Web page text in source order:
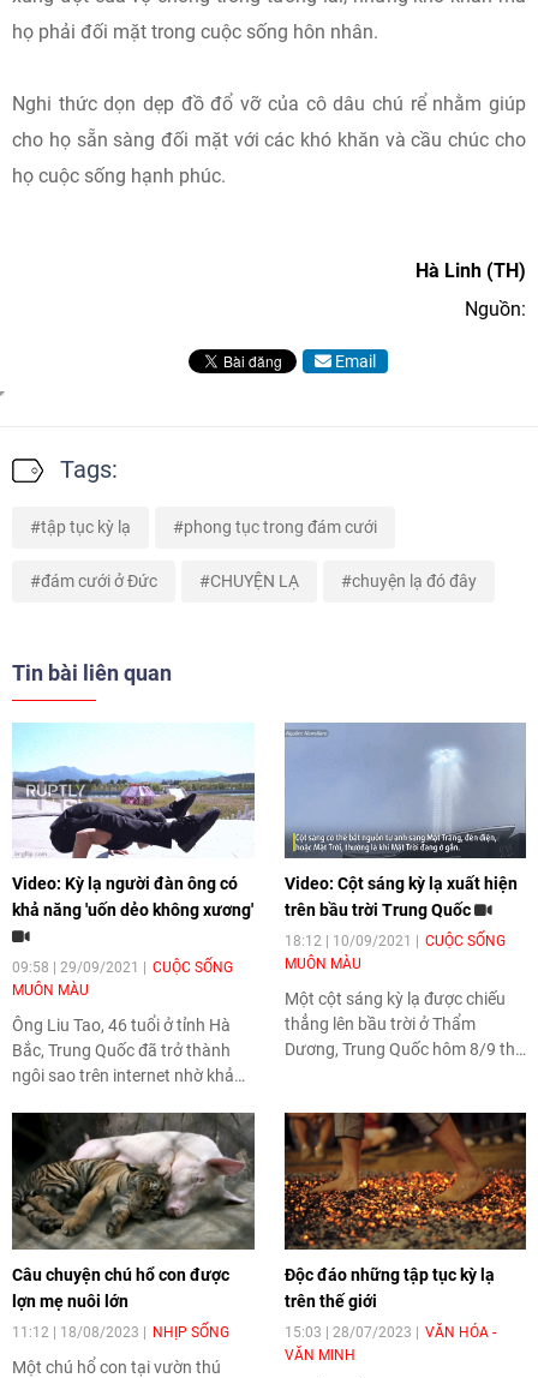
họ phải đối mặt trong cuộc sống hôn nhân.
Nghi thức dọn dẹp đồ đổ vỡ của cô dâu chú rể nhằm giúp
cho họ sẵn sàng đối mặt với các khó khăn và cầu chúc cho
họ cuộc sống hạnh phúc.
Hà Linh (TH)
Nguồn:
Email
Tags:
tập tục kỳ lạ phong tục trong đám cưới
đám cưới ở Đức CHUYỆN LẠ chuyện lạ đó đây
Tin bài liên quan
Video: Kỳ lạ người đàn ông có
khả năng 'uốn dẻo không xương'
09:58 | 29/09/2021
CUỘC SỐNG
MUÔN MÀU
Ông Liu Tao, 46 tuổi ở tỉnh Hà
Bắc, Trung Quốc đã trở thành
ngôi sao trên internet nhờ khả
Video: Cột sáng kỳ lạ xuất hiện
trên bầu trời Trung Quốc
18:12 | 10/09/2021
CUỘC SỐNG
MUÔN MÀU
Một cột sáng kỳ lạ được chiếu
thẳng lên bầu trời ở Thẩm
Dương, Trung Quốc hôm 8/9 thu
Câu chuyện chú hổ con được
lợn mẹ nuôi lớn
11:12 | 18/08/2023 NHỊP SỐNG
Một chú hổ con tại vườn thú
Độc đáo những tập tục kỳ lạ
trên thế giới
15:03 | 28/07/2023
VĂN HÓA -
VĂN MINH